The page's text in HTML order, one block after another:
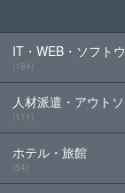
IT・WEB・ソフト
(184)
人材派遣・アウト
(111)
ホテル・旅館
(54)